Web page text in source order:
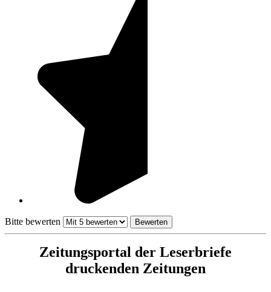
Bitte bewerten
Zeitungsportal der Leserbriefe
druckenden Zeitungen